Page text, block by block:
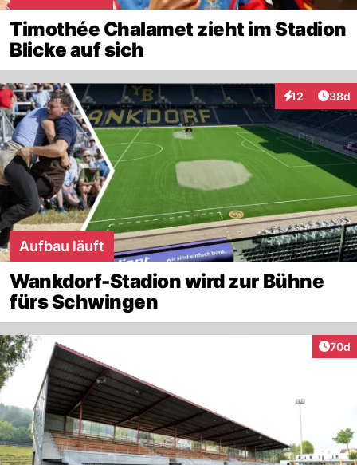
Timothée Chalamet zieht im Stadion
Blicke auf sich
12
Interaktionen
38d
Aufbau läuft
Wankdorf-Stadion wird zur Bühne
fürs Schwingen
70d